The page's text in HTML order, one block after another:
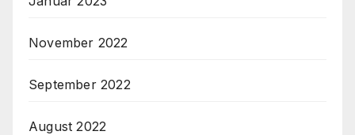
November 2022
September 2022
August 2022